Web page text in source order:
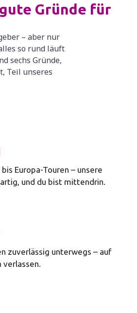
Gründe für
– aber nur
so rund läuft
sechs Gründe,
Teil unseres
Europa-Touren – unsere
und du bist mittendrin.
zuverlässig unterwegs – auf
verlassen.